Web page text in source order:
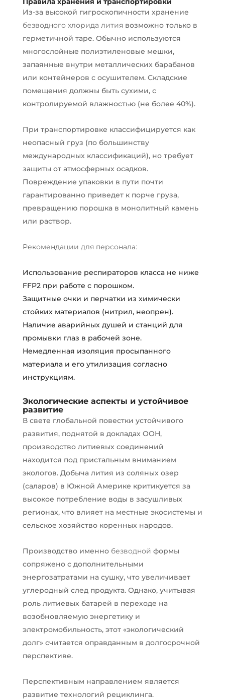
Из-за высокой гигроскопичности хранение
безводного хлорида лития возможно только в
герметичной таре. Обычно используются
многослойные полиэтиленовые мешки,
запаянные внутри металлических барабанов
или контейнеров с осушителем. Складские
помещения должны быть сухими, с
контролируемой влажностью (не более 40%).
При транспортировке классифицируется как
неопасный груз (по большинству
международных классификаций), но требует
защиты от атмосферных осадков.
Повреждение упаковки в пути почти
гарантированно приведет к порче груза,
превращению порошка в монолитный камень
или раствор.
Рекомендации для персонала:
Использование респираторов класса не ниже
FFP2 при работе с порошком.
Защитные очки и перчатки из химически
стойких материалов (нитрил, неопрен).
Наличие аварийных душей и станций для
промывки глаз в рабочей зоне.
Немедленная изоляция просыпанного
материала и его утилизация согласно
инструкциям.
Экологические аспекты и устойчивое
развитие
В свете глобальной повестки устойчивого
развития, поднятой в докладах ООН,
производство литиевых соединений
находится под пристальным вниманием
экологов. Добыча лития из соляных озер
(саларов) в Южной Америке критикуется за
высокое потребление воды в засушливых
регионах, что влияет на местные экосистемы и
сельское хозяйство коренных народов.
Производство именно безводной формы
сопряжено с дополнительными
энергозатратами на сушку, что увеличивает
углеродный след продукта. Однако, учитывая
роль литиевых батарей в переходе на
возобновляемую энергетику и
электромобильность, этот «экологический
долг» считается оправданным в долгосрочной
перспективе.
Перспективным направлением является
развитие технологий рециклинга.